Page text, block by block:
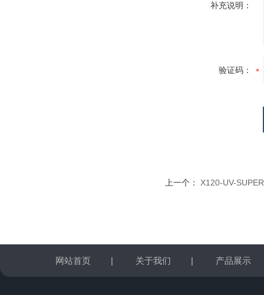
补充说明：
验证码：
上一个： X120-UV-
网站首页 | 关于我们 | 产品展示